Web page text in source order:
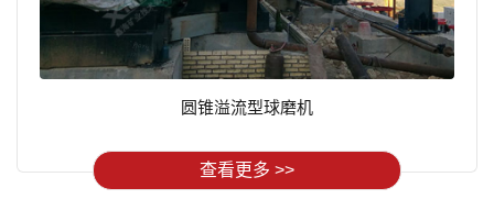
圆锥溢流型球磨机
查看更多 >>